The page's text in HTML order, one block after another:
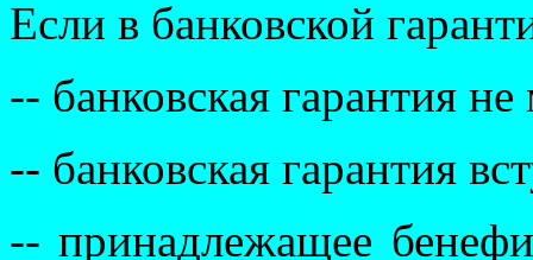
Если в банковской
-- банковская гарантия
-- банковская гарантия
-- принадлежащее